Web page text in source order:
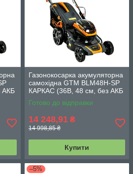
АКБ
Газонокосарка акумуляторна
самохідна GTM BLM48H-SP
КАРКАС (36В, 48 см, без АКБ
та ЗП)
Готово до відправки
14 248,91 ₴
14 998,85 ₴
Купити
–5%